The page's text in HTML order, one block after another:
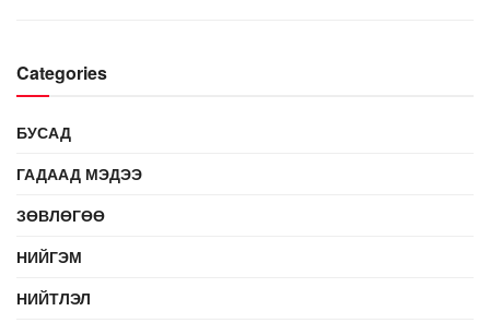
Categories
БУСАД
ГАДААД МЭДЭЭ
ЗӨВЛӨГӨӨ
НИЙГЭМ
НИЙТЛЭЛ